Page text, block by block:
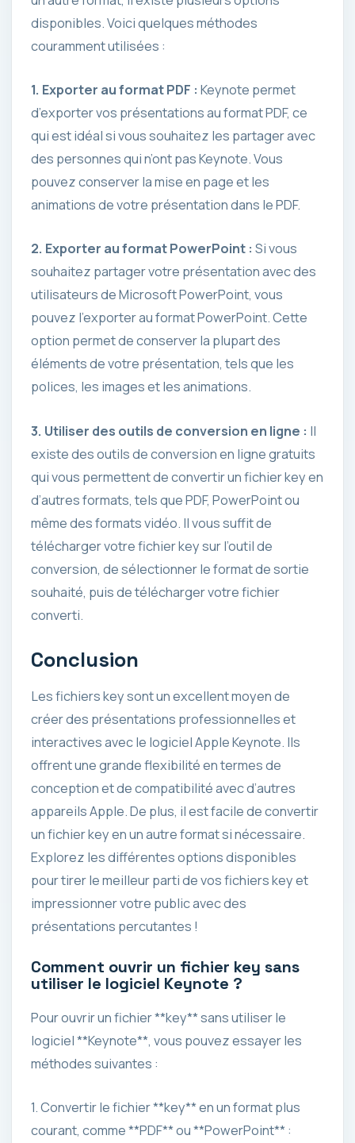
disponibles. Voici quelques méthodes
couramment utilisées :
1. Exporter au format PDF : Keynote permet
d’exporter vos présentations au format PDF, ce
qui est idéal si vous souhaitez les partager avec
des personnes qui n’ont pas Keynote. Vous
pouvez conserver la mise en page et les
animations de votre présentation dans le PDF.
2. Exporter au format PowerPoint : Si vous
souhaitez partager votre présentation avec des
utilisateurs de Microsoft PowerPoint, vous
pouvez l’exporter au format PowerPoint. Cette
option permet de conserver la plupart des
éléments de votre présentation, tels que les
polices, les images et les animations.
3. Utiliser des outils de conversion en ligne : Il
existe des outils de conversion en ligne gratuits
qui vous permettent de convertir un fichier key en
d’autres formats, tels que PDF, PowerPoint ou
même des formats vidéo. Il vous suffit de
télécharger votre fichier key sur l’outil de
conversion, de sélectionner le format de sortie
souhaité, puis de télécharger votre fichier
converti.
Conclusion
Les fichiers key sont un excellent moyen de
créer des présentations professionnelles et
interactives avec le logiciel Apple Keynote. Ils
offrent une grande flexibilité en termes de
conception et de compatibilité avec d’autres
appareils Apple. De plus, il est facile de convertir
un fichier key en un autre format si nécessaire.
Explorez les différentes options disponibles
pour tirer le meilleur parti de vos fichiers key et
impressionner votre public avec des
présentations percutantes !
Comment ouvrir un fichier key sans
utiliser le logiciel Keynote ?
Pour ouvrir un fichier **key** sans utiliser le
logiciel **Keynote**, vous pouvez essayer les
méthodes suivantes :
1. Convertir le fichier **key** en un format plus
courant, comme **PDF** ou **PowerPoint** :